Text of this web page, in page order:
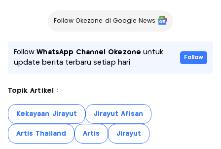
Follow Okezone di Google News
FollowWhatsApp Channel Okezone untuk
update berita terbaru setiap hari
Follow
Topik Artikel :
Kekayaan Jirayut Jirayut Afisan
Artis Thailand Artis Jirayut